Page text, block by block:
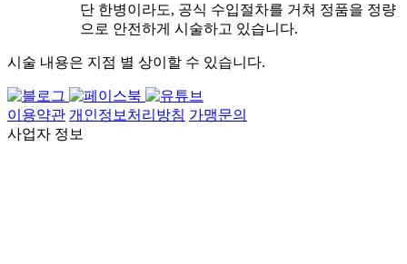
단 한병이라도, 공식 수입절차를 거쳐 정품을 정량
으로 안전하게 시술하고 있습니다.
시술 내용은 지점 별 상이할 수 있습니다.
이용약관 개인정보처리방침 가맹문의
사업자 정보